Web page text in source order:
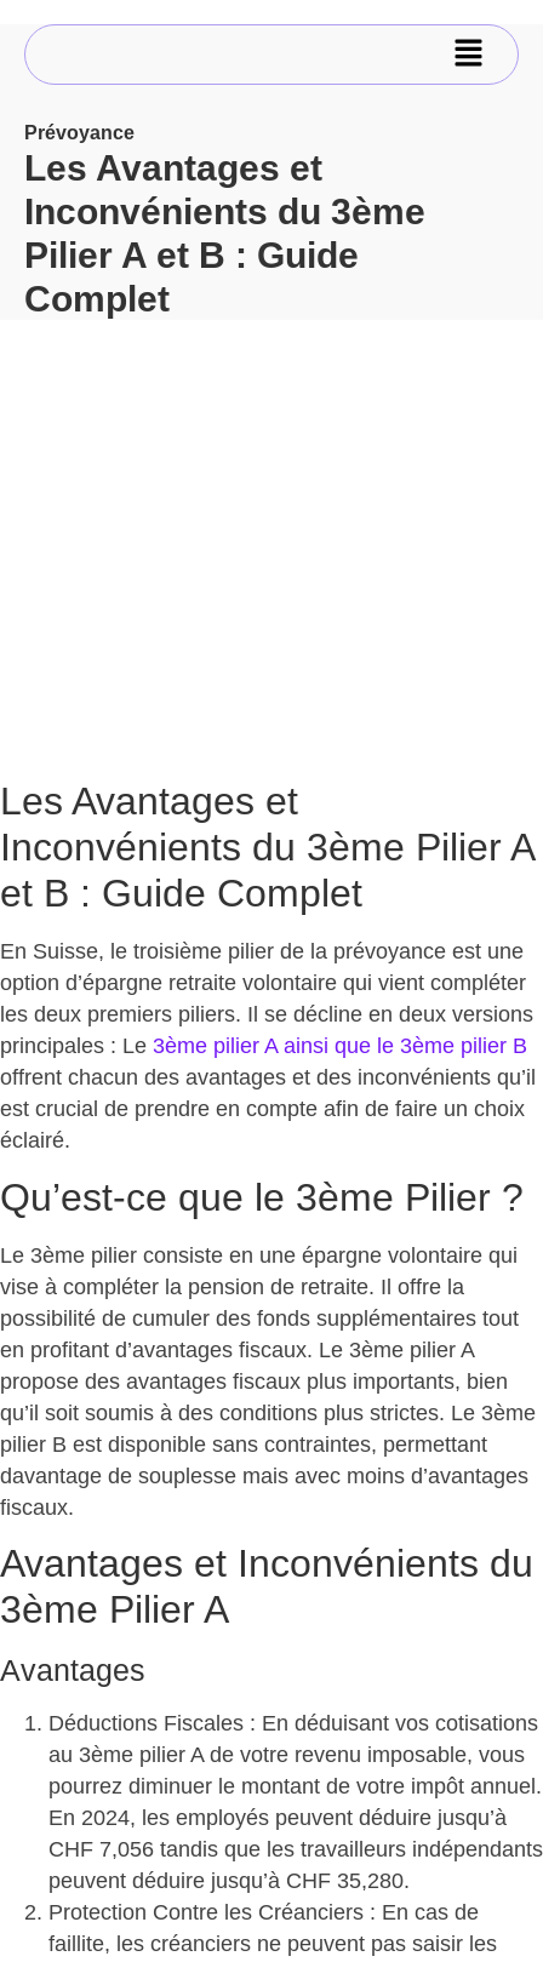
Prévoyance
Les Avantages et
Inconvénients du 3ème
Pilier A et B : Guide
Complet
Les Avantages et
Inconvénients du 3ème Pilier A
et B : Guide Complet
En Suisse, le troisième pilier de la prévoyance est une
option d’épargne retraite volontaire qui vient compléter
les deux premiers piliers. Il se décline en deux versions
principales : Le 3ème pilier A ainsi que le 3ème pilier B
offrent chacun des avantages et des inconvénients qu’il
est crucial de prendre en compte afin de faire un choix
éclairé.
Qu’est-ce que le 3ème Pilier ?
Le 3ème pilier consiste en une épargne volontaire qui
vise à compléter la pension de retraite. Il offre la
possibilité de cumuler des fonds supplémentaires tout
en profitant d’avantages fiscaux. Le 3ème pilier A
propose des avantages fiscaux plus importants, bien
qu’il soit soumis à des conditions plus strictes. Le 3ème
pilier B est disponible sans contraintes, permettant
davantage de souplesse mais avec moins d’avantages
fiscaux.
Avantages et Inconvénients du
3ème Pilier A
Avantages
Déductions Fiscales : En déduisant vos cotisations
au 3ème pilier A de votre revenu imposable, vous
pourrez diminuer le montant de votre impôt annuel.
En 2024, les employés peuvent déduire jusqu’à
CHF 7,056 tandis que les travailleurs indépendants
peuvent déduire jusqu’à CHF 35,280.
Protection Contre les Créanciers : En cas de
faillite, les créanciers ne peuvent pas saisir les